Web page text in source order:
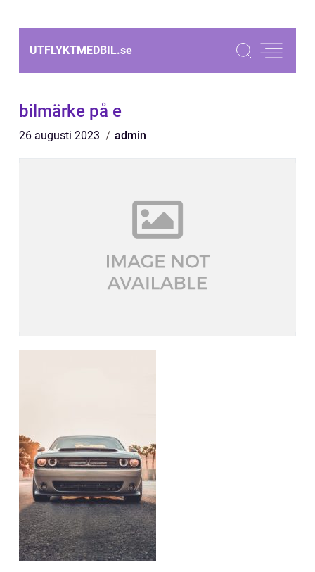
UTFLYKTMEDBIL.se
bilmärke på e
26 augusti 2023 admin